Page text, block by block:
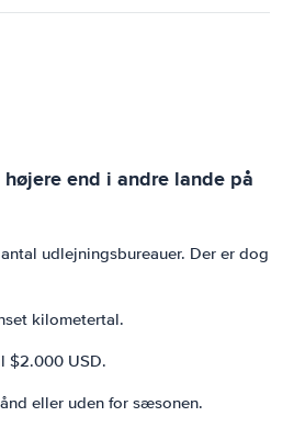
end i andre lande på
udlejningsbureauer. Der er dog
kilometertal.
$2.000 USD.
eller uden for sæsonen.